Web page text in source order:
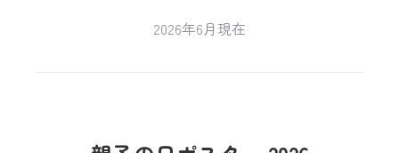
2026年6月現在